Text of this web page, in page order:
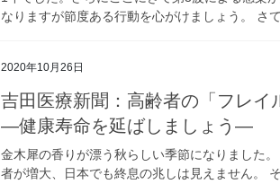
なりますが節度ある行動を心がけましょう。 さ
2020年10月26日
吉田医療新聞：高齢者の「フレイ
―健康寿命を延ばしましょう―
金木犀の香りが漂う秋らしい季節になりました
者が増大、日本でも終息の兆しは見えません。